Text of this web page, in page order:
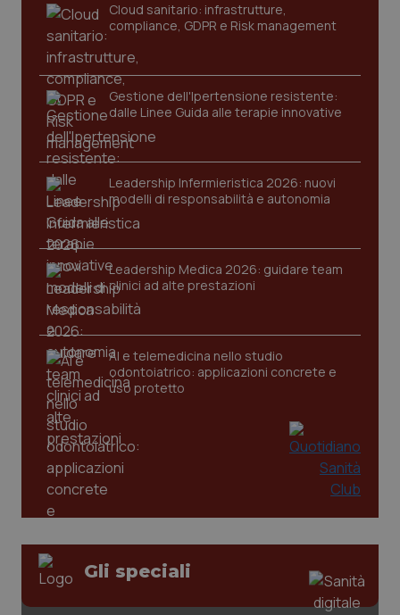
Cloud sanitario: infrastrutture,
compliance, GDPR e Risk management
Gestione dell'Ipertensione resistente:
dalle Linee Guida alle terapie innovative
Leadership Infermieristica 2026: nuovi
modelli di responsabilità e autonomia
Leadership Medica 2026: guidare team
clinici ad alte prestazioni
AI e telemedicina nello studio
odontoiatrico: applicazioni concrete e
uso protetto
Gli speciali
CookieScriptConsent
CookieScript
www.quotidianosanita.it
tracking-sites-ironfish-
session-id
_ga
Google LLC
1